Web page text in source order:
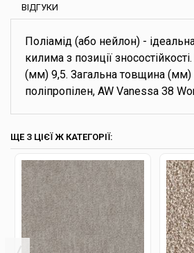
ВІДГУКИ
Поліамід (або нейлон) -
килима з позиції
(мм) 9,5. Загальна товщина (мм)
поліпропілен, AW Vanessa 38
ЩЕ З ЦІЄЇ Ж КАТЕГОРІЇ: